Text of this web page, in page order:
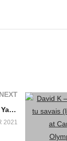
NEXT
David K – Si tu savais (live at Canal Olympia Yaoundé)
2021